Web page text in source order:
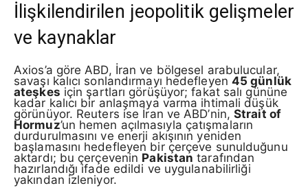
İlişkilendirilen jeopolitik gelişmeler
ve kaynaklar
Axios’a göre ABD, İran ve bölgesel arabulucular,
savaşı kalıcı sonlandırmayı hedefleyen 45 günlük
ateşkes için şartları görüşüyor; fakat salı gününe
kadar kalıcı bir anlaşmaya varma ihtimali düşük
görünüyor. Reuters ise İran ve ABD’nin,Strait of
Hormuz’un hemen açılmasıyla çatışmaların
durdurulmasını ve enerji akışının yeniden
başlamasını hedefleyen bir çerçeve sunulduğunu
aktardı; bu çerçevenin Pakistan tarafından
hazırlandığı ifade edildi ve uygulanabilirliği
yakından izleniyor.